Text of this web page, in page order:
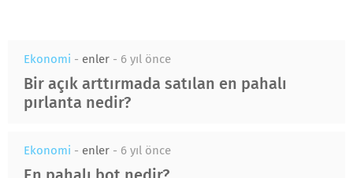
Ekonomi - enler - 6 yıl önce
Bir açık arttırmada satılan en pahalı
pırlanta nedir?
Ekonomi - enler - 6 yıl önce